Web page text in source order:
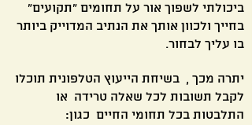
ביכולתי לשפוך אור על תחומים "תקועים"
בחייך ולכוון אותך את הנתיב המדוייק ביותר
בו עליך לבחור.
יתרה מכך , בשיחת הייעוץ הטלפונית תוכלו
לקבל תשובות לכל שאלה טרידה או
התלבטות בכל תחומי החיים כגון: